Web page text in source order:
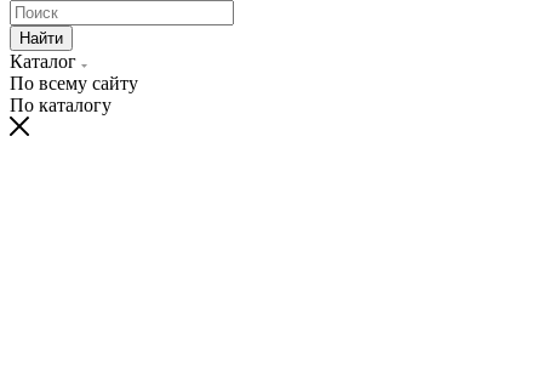
Найти
Каталог
По всему сайту
По каталогу